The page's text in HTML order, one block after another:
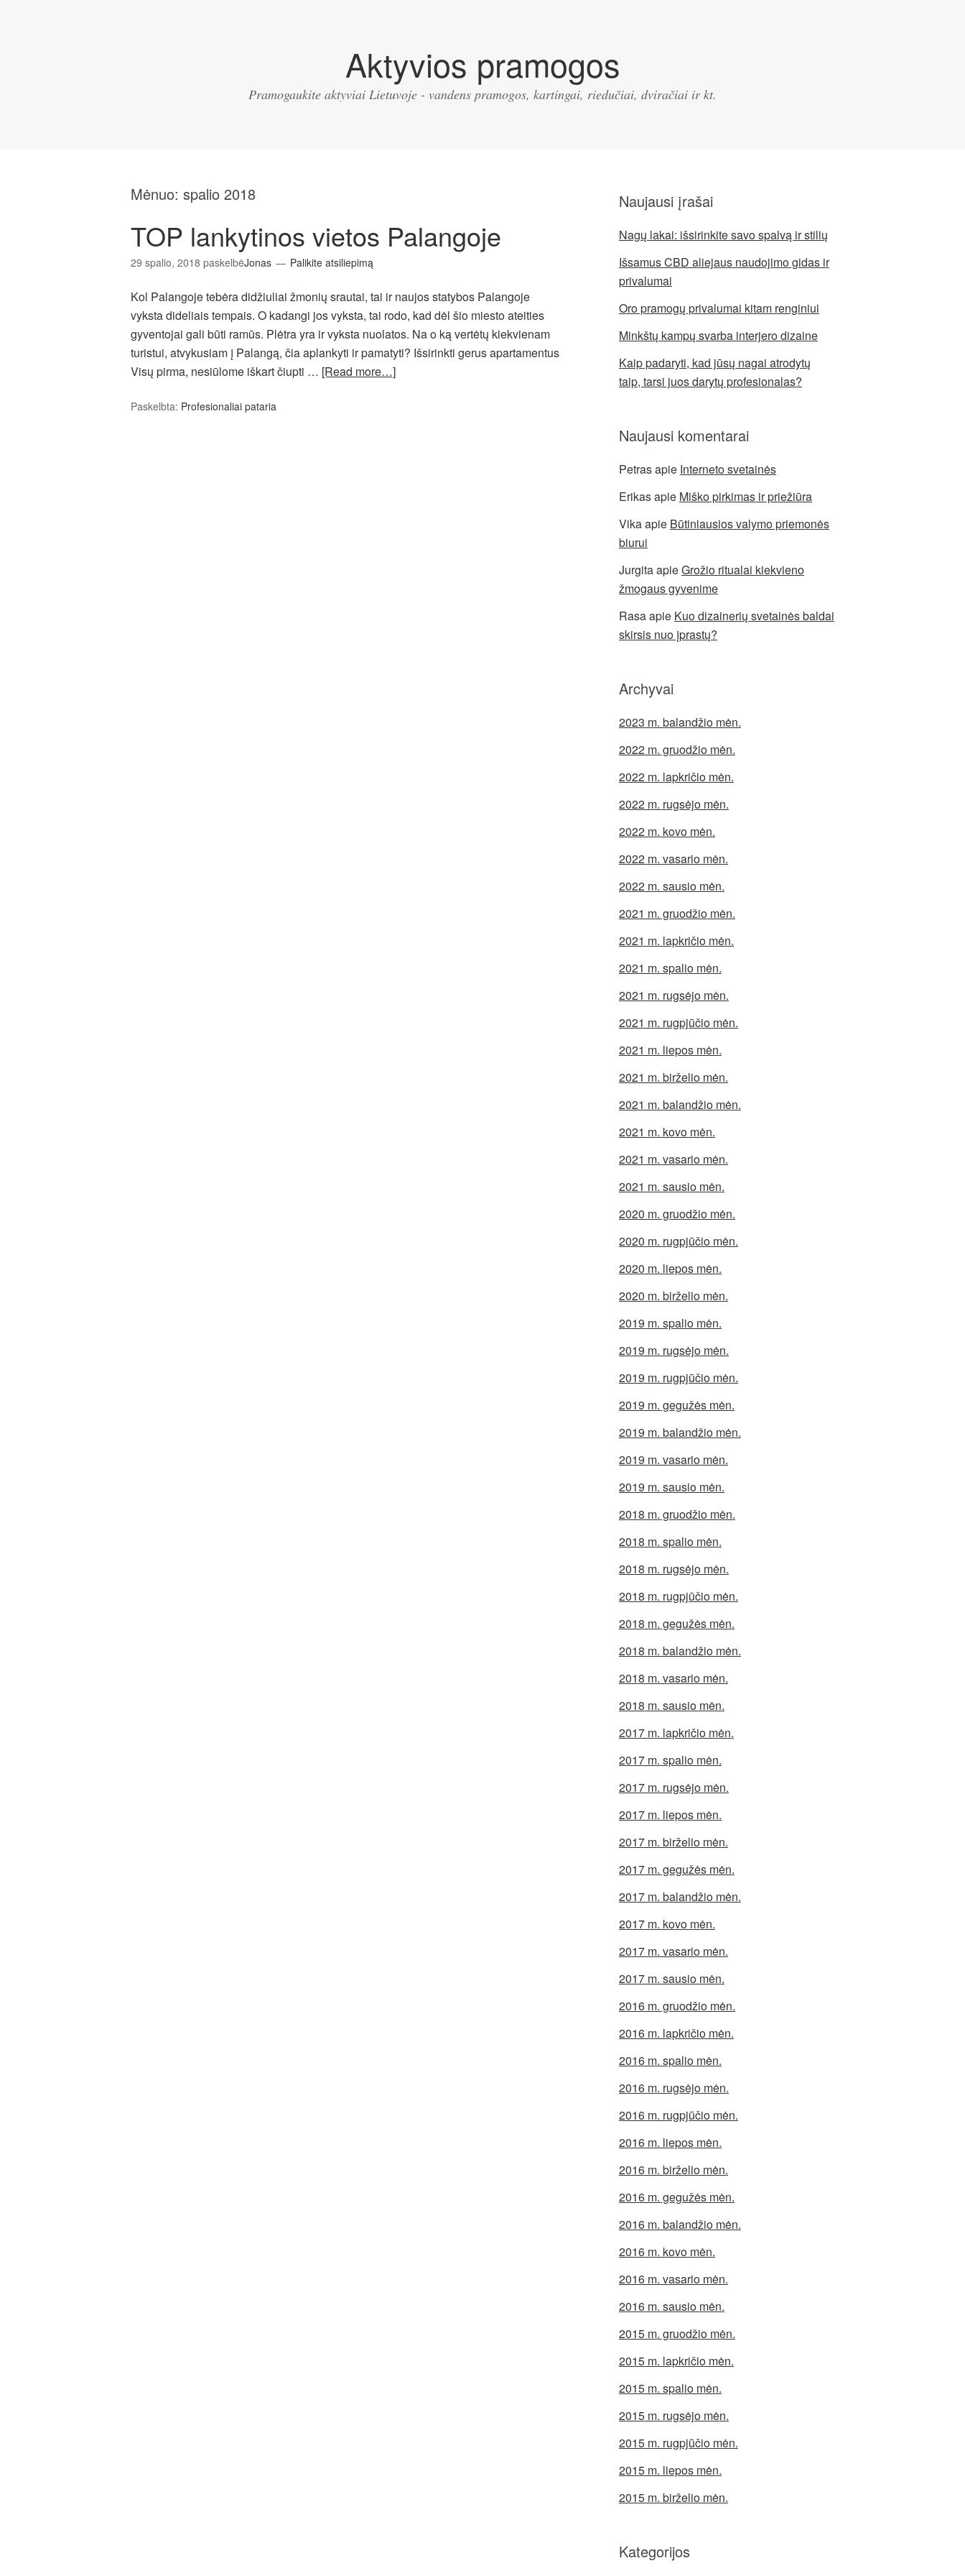
Aktyvios pramogos
Pramogaukite aktyviai Lietuvoje - vandens pramogos, kartingai, riedučiai, dviračiai ir kt.
Mėnuo: spalio 2018
TOP lankytinos vietos Palangoje
29 spalio, 2018 paskelbėJonas Palikite atsiliepimą
Kol Palangoje tebėra didžiuliai žmonių srautai, tai ir naujos statybos Palangoje
vyksta dideliais tempais. O kadangi jos vyksta, tai rodo, kad dėl šio miesto ateities
gyventojai gali būti ramūs. Plėtra yra ir vyksta nuolatos. Na o ką vertėtų kiekvienam
turistui, atvykusiam į Palangą, čia aplankyti ir pamatyti? Išsirinkti gerus apartamentus
Visų pirma, nesiūlome iškart čiupti … [Read more…]
Paskelbta: Profesionaliai pataria
Naujausi įrašai
Nagų lakai: išsirinkite savo spalvą ir stilių
Išsamus CBD aliejaus naudojimo gidas ir
privalumai
Oro pramogų privalumai kitam renginiui
Minkštų kampų svarba interjero dizaine
Kaip padaryti, kad jūsų nagai atrodytų
taip, tarsi juos darytų profesionalas?
Naujausi komentarai
Petrasapie Interneto svetainės
Erikasapie Miško pirkimas ir priežiūra
Vikaapie Būtiniausios valymo priemonės
biurui
JurgitaapieGrožio ritualai kiekvieno
žmogaus gyvenime
Rasaapie Kuo dizainerių svetainės baldai
skirsis nuo įprastų?
Archyvai
2023 m. balandžio mėn.
2022 m. gruodžio mėn.
2022 m. lapkričio mėn.
2022 m. rugsėjo mėn.
2022 m. kovo mėn.
2022 m. vasario mėn.
2022 m. sausio mėn.
2021 m. gruodžio mėn.
2021 m. lapkričio mėn.
2021 m. spalio mėn.
2021 m. rugsėjo mėn.
2021 m. rugpjūčio mėn.
2021 m. liepos mėn.
2021 m. birželio mėn.
2021 m. balandžio mėn.
2021 m. kovo mėn.
2021 m. vasario mėn.
2021 m. sausio mėn.
2020 m. gruodžio mėn.
2020 m. rugpjūčio mėn.
2020 m. liepos mėn.
2020 m. birželio mėn.
2019 m. spalio mėn.
2019 m. rugsėjo mėn.
2019 m. rugpjūčio mėn.
2019 m. gegužės mėn.
2019 m. balandžio mėn.
2019 m. vasario mėn.
2019 m. sausio mėn.
2018 m. gruodžio mėn.
2018 m. spalio mėn.
2018 m. rugsėjo mėn.
2018 m. rugpjūčio mėn.
2018 m. gegužės mėn.
2018 m. balandžio mėn.
2018 m. vasario mėn.
2018 m. sausio mėn.
2017 m. lapkričio mėn.
2017 m. spalio mėn.
2017 m. rugsėjo mėn.
2017 m. liepos mėn.
2017 m. birželio mėn.
2017 m. gegužės mėn.
2017 m. balandžio mėn.
2017 m. kovo mėn.
2017 m. vasario mėn.
2017 m. sausio mėn.
2016 m. gruodžio mėn.
2016 m. lapkričio mėn.
2016 m. spalio mėn.
2016 m. rugsėjo mėn.
2016 m. rugpjūčio mėn.
2016 m. liepos mėn.
2016 m. birželio mėn.
2016 m. gegužės mėn.
2016 m. balandžio mėn.
2016 m. kovo mėn.
2016 m. vasario mėn.
2016 m. sausio mėn.
2015 m. gruodžio mėn.
2015 m. lapkričio mėn.
2015 m. spalio mėn.
2015 m. rugsėjo mėn.
2015 m. rugpjūčio mėn.
2015 m. liepos mėn.
2015 m. birželio mėn.
Kategorijos